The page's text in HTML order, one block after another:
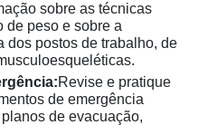
sobre as técnicas
de peso e sobre a
dos postos de trabalho, de
Revise e pratique
de emergência
de evacuação,